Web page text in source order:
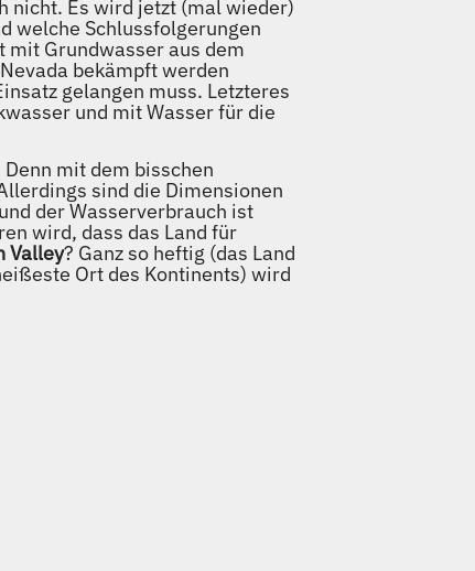
nicht. Es wird jetzt (mal wieder)
welche Schlussfolgerungen
mit Grundwasser aus dem
bekämpft werden
gelangen muss. Letzteres
und mit Wasser für die
mit dem bisschen
sind die Dimensionen
der Wasserverbrauch ist
wird, dass das Land für
Valley? Ganz so heftig (das Land
Ort des Kontinents) wird